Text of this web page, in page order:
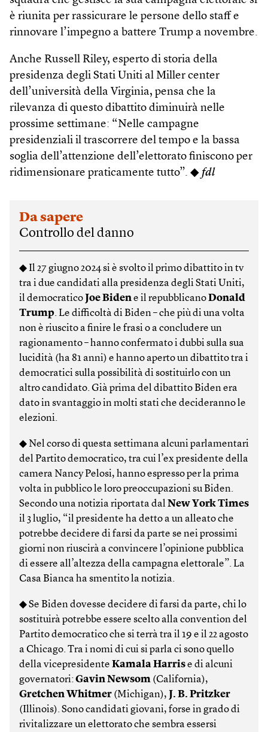
è riunita per rassicurare le persone dello staff e
rinnovare l’impegno a battere Trump a novembre.
Anche Russell Riley, esperto di storia della
presidenza degli Stati Uniti al Miller center
dell’università della Virginia, pensa che la
rilevanza di questo dibattito diminuirà nelle
prossime settimane: “Nelle campagne
presidenziali il trascorrere del tempo e la bassa
soglia dell’attenzione dell’elettorato finiscono per
ridimensionare praticamente tutto”. ◆ fdl
Da sapere
Controllo del danno
◆ Il 27 giugno 2024 si è svolto il primo dibattito in tv
tra i due candidati alla presidenza degli Stati Uniti,
il democratico Joe Bidene il repubblicanoDonald
Trump. Le difficoltà di Biden – che più di una volta
non è riuscito a finire le frasi o a concludere un
ragionamento – hanno confermato i dubbi sulla sua
lucidità (ha 81 anni) e hanno aperto un dibattito tra i
democratici sulla possibilità di sostituirlo con un
altro candidato. Già prima del dibattito Biden era
dato in svantaggio in molti stati che decideranno le
elezioni.
◆ Nel corso di questa settimana alcuni parlamentari
del Partito democratico, tra cui l’ex presidente della
camera Nancy Pelosi, hanno espresso per la prima
volta in pubblico le loro preoccupazioni su Biden.
Secondo una notizia riportata dalNew York Times
il 3 luglio, “il presidente ha detto a un alleato che
potrebbe decidere di farsi da parte se nei prossimi
giorni non riuscirà a convincere l’opinione pubblica
di essere all’altezza della campagna elettorale”. La
Casa Bianca ha smentito la notizia.
◆ Se Biden dovesse decidere di farsi da parte, chi lo
sostituirà potrebbe essere scelto alla convention del
Partito democratico che si terrà tra il 19 e il 22 agosto
a Chicago. Tra i nomi di cui si parla ci sono quello
della vicepresidente Kamala Harrise di alcuni
governatori:Gavin Newsom (California),
Gretchen Whitmer (Michigan), J. B. Pritzker
(Illinois). Sono candidati giovani, forse in grado di
rivitalizzare un elettorato che sembra essersi